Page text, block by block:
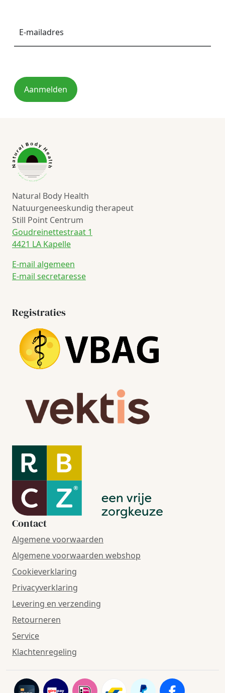
Aanmelden
Natural Body Health
Natuurgeneeskundig therapeut
Still Point Centrum
Goudreinettestraat 1
4421 LA Kapelle
E-mail algemeen
E-mail secretaresse
Registraties
Contact
Algemene voorwaarden
Algemene voorwaarden webshop
Cookieverklaring
Privacyverklaring
Levering en verzending
Retourneren
Service
Klachtenregeling